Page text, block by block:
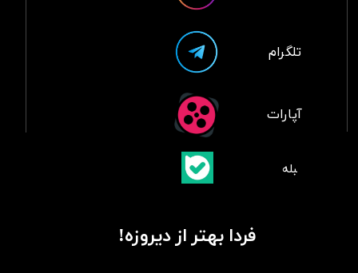
فردا بهتر از دیروزه!
آپارات
تلگرام
​بلبله​​​​​​​بله